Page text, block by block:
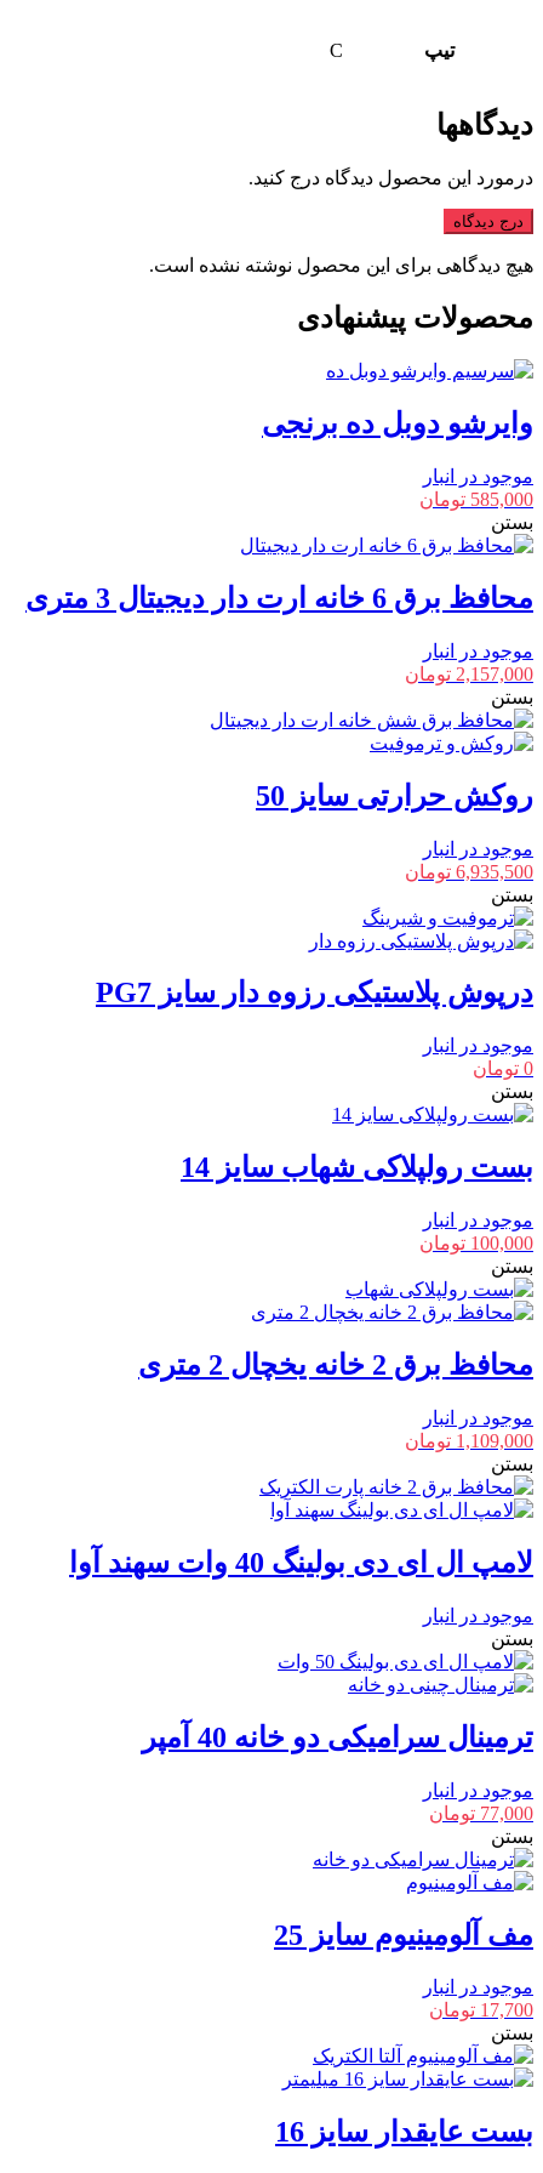
تیپ C
دیدگاهها
درمورد این محصول دیدگاه درج کنید.
درج دیدگاه
هیچ دیدگاهی برای این محصول نوشته نشده است.
محصولات پیشنهادی
وایرشو دوبل ده برنجی
موجود در انبار
585,000 تومان
بستن
محافظ برق 6 خانه ارت دار دیجیتال 3 متری
موجود در انبار
2,157,000 تومان
بستن
روکش حرارتی سایز 50
موجود در انبار
6,935,500 تومان
بستن
درپوش پلاستیکی رزوه دار سایز PG7
موجود در انبار
0 تومان
بستن
بست رولپلاکی شهاب سایز 14
موجود در انبار
100,000 تومان
بستن
محافظ برق 2 خانه یخچال 2 متری
موجود در انبار
1,109,000 تومان
بستن
لامپ ال ای دی بولینگ 40 وات سهند آوا
موجود در انبار
بستن
ترمینال سرامیکی دو خانه 40 آمپر
موجود در انبار
77,000 تومان
بستن
مف آلومینیوم سایز 25
موجود در انبار
17,700 تومان
بستن
بست عایقدار سایز 16